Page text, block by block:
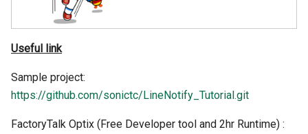
Useful link
Sample project:
https://github.com/sonictc/LineNotify_Tutorial.git
FactoryTalk Optix (Free Developer tool and 2hr Runtime) :